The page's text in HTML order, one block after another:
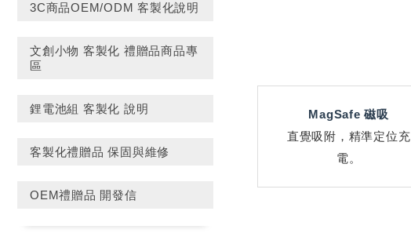
3C商品OEM/ODM 客製化說明
文創小物 客製化 禮贈品商品專
區
鋰電池組 客製化 說明
客製化禮贈品 保固與維修
OEM禮贈品 開發信
MagSafe 磁吸
直覺吸附，精準定位充
電。